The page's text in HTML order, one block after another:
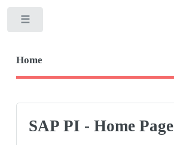
Home
SAP PI - Home Page